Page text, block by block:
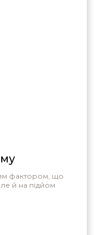
фактором, що
й на підйом